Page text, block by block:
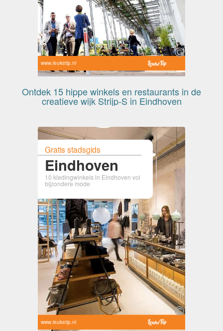
www.leuketip.nl
Ontdek 15 hippe winkels en restaurants in de
creatieve wijk Strijp-S in Eindhoven
Gratis stadsgids
Eindhoven
10 kledingwinkels in Eindhoven vol
bijzondere mode
www.leuketip.nl